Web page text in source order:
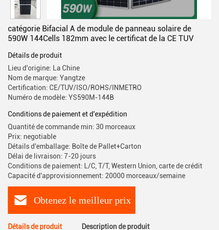
catégorie Bifacial A de module de panneau solaire de
590W 144Cells 182mm avec le certificat de la CE TUV
Détails de produit
Lieu d'origine: La Chine
Nom de marque: Yangtze
Certification: CE/TUV/ISO/ROHS/INMETRO
Numéro de modèle: YS590M-144B
Conditions de paiement et d'expédition
Quantité de commande min: 30 morceaux
Prix: negotiable
Détails d'emballage: Boîte de Pallet+Carton
Délai de livraison: 7-20 jours
Conditions de paiement: L/C, T/T, Western Union, carte de crédit
Capacité d'approvisionnement: 20000 morceaux/semaine
Obtenez le meilleur prix
Détails de produit Description de produit